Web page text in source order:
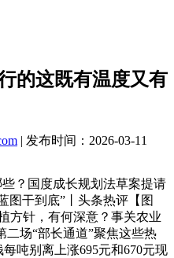
的这既有温度又有
| 发布时间：2026-03-11
？国度成长规划法草案提请
干到底”丨头条热评【图
方针，有何深意？事关农业
场“部长通道”聚焦这些热
吨别离上涨695元和670元现